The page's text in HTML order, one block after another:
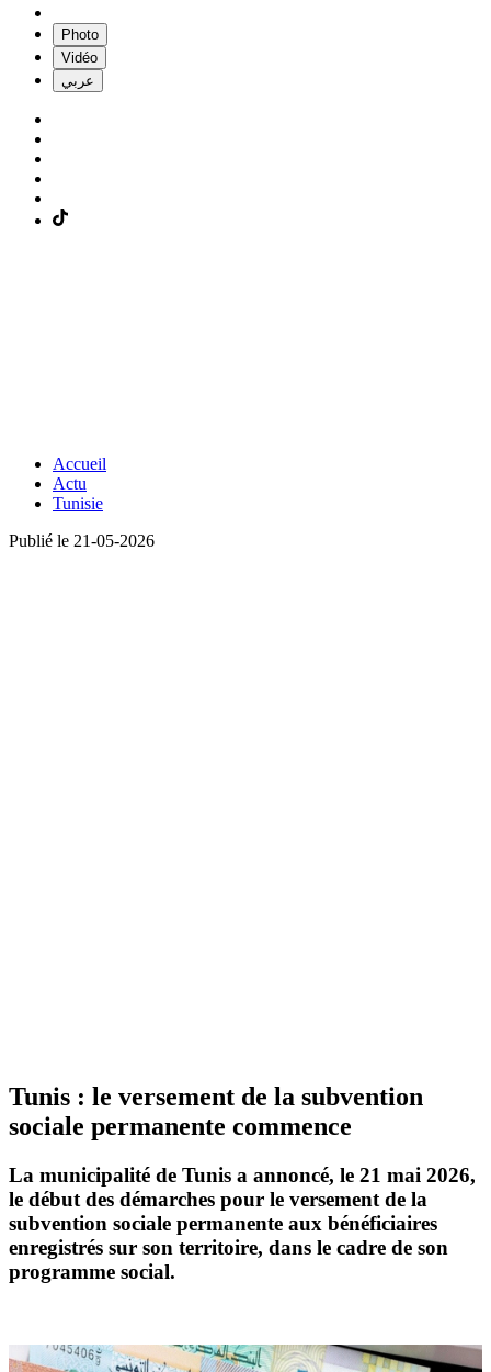
Photo
Vidéo
عربي
Accueil
Actu
Tunisie
Publié le 21-05-2026
Tunis : le versement de la subvention
sociale permanente commence
La municipalité de Tunis a annoncé, le 21 mai 2026,
le début des démarches pour le versement de la
subvention sociale permanente aux bénéficiaires
enregistrés sur son territoire, dans le cadre de son
programme social.